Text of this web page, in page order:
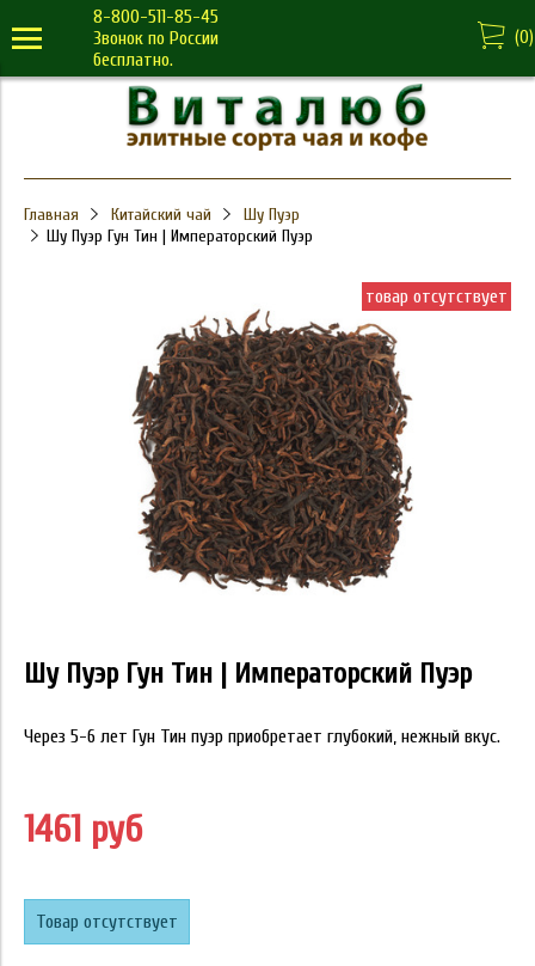
8-800-511-85-45
Звонок по России
бесплатно.
(0)
Главная Китайский чай
Шу Пуэр
Шу Пуэр Гун Тин | Императорский Пуэр
товар отсутствует
Шу Пуэр Гун Тин | Императорский Пуэр
Через 5-6 лет Гун Тин пуэр приобретает глубокий, нежный вкус.
1461 руб
Товар отсутствует